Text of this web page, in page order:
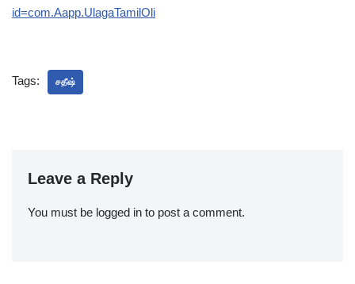
id=com.Aapp.UlagaTamilOli
Tags: சதீஷ்
Leave a Reply
You must be logged in to post a comment.